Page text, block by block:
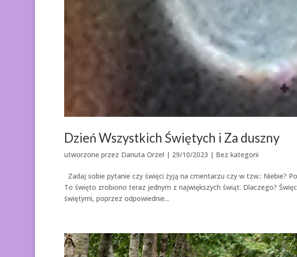
Dzień Wszystkich Świętych i Za duszny
utworzone przez Danuta Orzeł | 29/10/2023 | Bez kategorii
Zadaj sobie pytanie czy święci żyją na cmentarzu czy w tzw.: Niebie?
To święto zrobiono teraz jednym z największych świąt. Dlaczego?
świętymi, poprzez odpowiednie...